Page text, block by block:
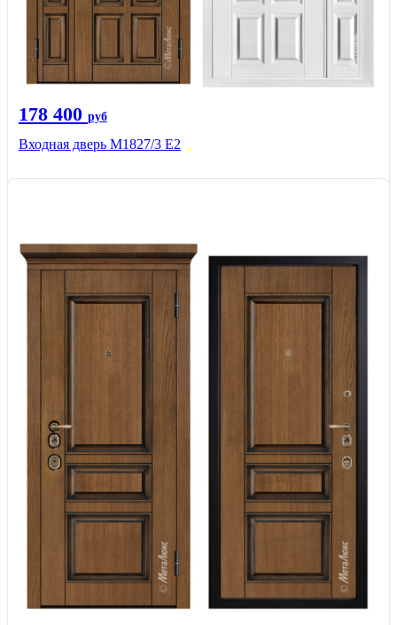
178 400 руб
Входная дверь М1827/3 Е2